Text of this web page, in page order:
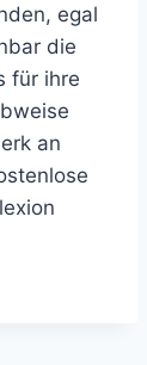
egal
die
für ihre
an